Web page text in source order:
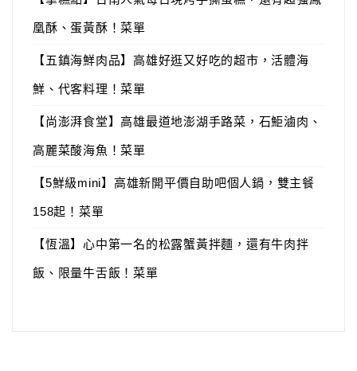
凰酥、蛋黃酥！菜單
【五鎮海鮮肉品】高雄好逛又好吃的超市，活體海
鮮、代客料理！菜單
【尚澎湃食堂】高雄最道地澎湖手路菜，石鮔滷肉、
高麗菜酸海魚！菜單
【5鮮級mini】高雄新開平價自助吧個人鍋，雙主餐
158起！菜單
【恆溫】心中第一名的松露蟹黃拌麵，還有牛肉拌
飯、限量牛舌飯！菜單